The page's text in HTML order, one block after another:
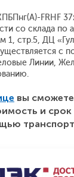
FRHF
со склада по
1, стр.5, ДЦ
с
Линии,
вы
и срок